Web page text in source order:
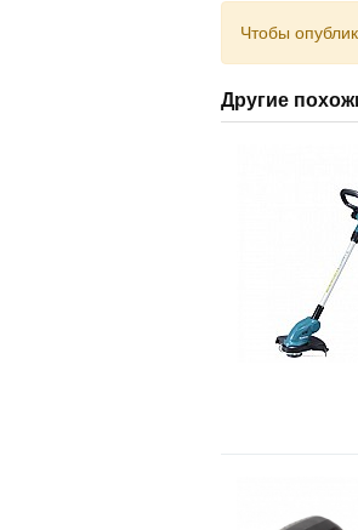
Чтобы
Другие